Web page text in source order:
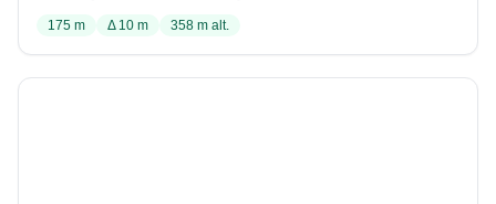
175 m Δ 10 m 358 m alt.